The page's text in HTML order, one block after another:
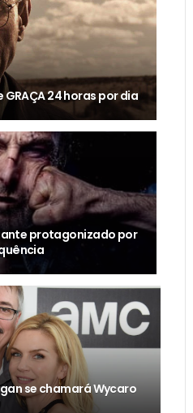
24 horas por dia
protagonizado por
se chamará Wycaro